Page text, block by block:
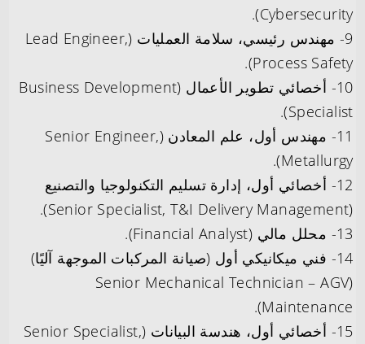
Cybersecurity).
9- مهندس رئيسي، سلامة العمليات (Lead Engineer,
Process Safety).
10- أخصائي تطوير الأعمال (Business Development
Specialist).
11- مهندس أول، علم المعادن (Senior Engineer,
Metallurgy).
12- أخصائي أول، إدارة تسليم التكنولوجيا والتصنيع
(Senior Specialist, T&I Delivery Management).
13- محلل مالي (Financial Analyst).
14- فني ميكانيكي أول (صيانة المركبات الموجهة آليًا)
(Senior Mechanical Technician – AGV
Maintenance).
15- أخصائي أول، هندسة البيانات (Senior Specialist,